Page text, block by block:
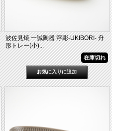
波佐見焼 一誠陶器 浮彫-UKIBORI- 舟
形トレー(小)...
在庫切れ